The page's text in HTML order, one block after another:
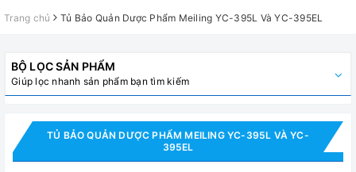
Trang chủ Tủ Bảo Quản Dược Phẩm Meiling YC-395L Và YC-395EL
BỘ LỌC SẢN PHẨM
Giúp lọc nhanh sản phẩm bạn tìm kiếm
TỦ BẢO QUẢN DƯỢC PHẨM MEILING YC-395L VÀ YC-
395EL